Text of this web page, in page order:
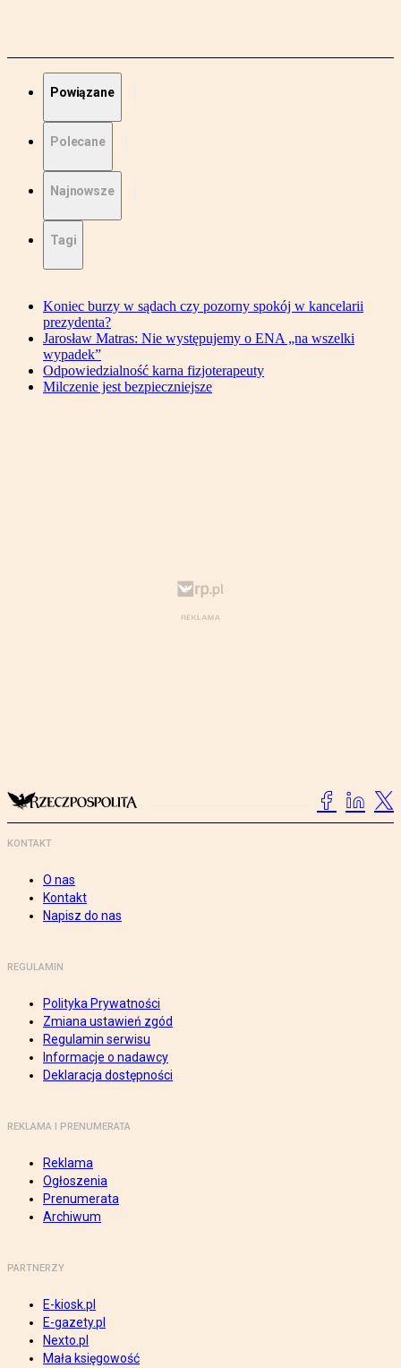
Powiązane
Polecane
Najnowsze
Tagi
Koniec burzy w sądach czy pozorny spokój w kancelarii
prezydenta?
Jarosław Matras: Nie występujemy o ENA „na wszelki
wypadek”
Odpowiedzialność karna fizjoterapeuty
Milczenie jest bezpieczniejsze
KONTAKT
O nas
Kontakt
Napisz do nas
REGULAMIN
Polityka Prywatności
Zmiana ustawień zgód
Regulamin serwisu
Informacje o nadawcy
Deklaracja dostępności
REKLAMA I PRENUMERATA
Reklama
Ogłoszenia
Prenumerata
Archiwum
PARTNERZY
E-kiosk.pl
E-gazety.pl
Nexto.pl
Mała księgowość